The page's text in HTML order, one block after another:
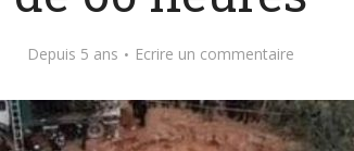
Depuis 5 ans Ecrire un commentaire